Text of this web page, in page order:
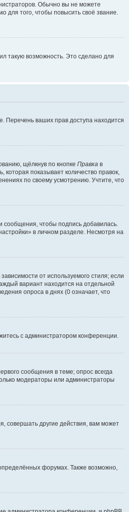
Обычно вы не можете
того, чтобы повысить своё звание.
такую возможность. Это сделано для
Перечень ваших прав доступа находится
щёлкнув по кнопке Правка в
показывает количество правок,
по своему усмотрению. Учтите, что
сообщения, чтобы подпись добавилась.
в личном разделе. Несмотря на
от используемого стиля; если
вариант находится на отдельной
опроса в днях (0 означает, что
с администратором конференции.
сообщения в теме; опрос всегда
модераторы или администраторы
совершать другие действия, вам может
форумах. Также возможно,